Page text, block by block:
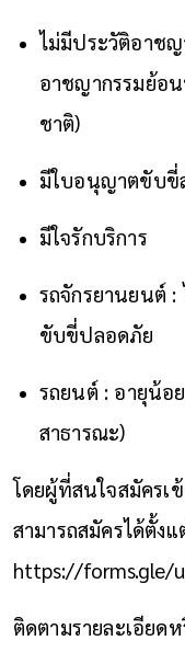
ไม่มีประวัติอาชญ
อาชญากรรมย้อ
ชาติ)
มีใบอนุญาตขับขี่
มีใจรักบริการ
รถจักรยานยนต์ :
ขับขี่ปลอดภัย
รถยนต์ : อายุน้อ
สาธารณะ)
โดยผู้ที่สนใจสมัครเข้
สามารถสมัครได้ตั้ง
https://forms.gle/
ติดตามรายละเอียด